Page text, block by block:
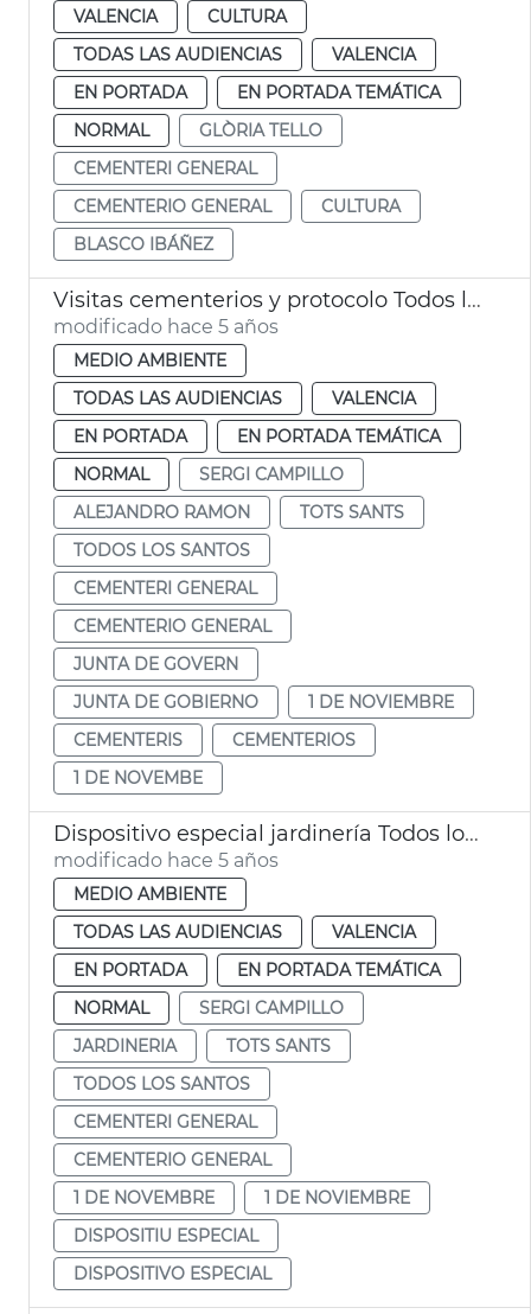
VALENCIA
CULTURA
TODAS LAS AUDIENCIAS
VALENCIA
EN PORTADA
EN PORTADA TEMÁTICA
NORMAL
GLÒRIA TELLO
CEMENTERI GENERAL
CEMENTERIO GENERAL
CULTURA
BLASCO IBÁÑEZ
Visitas cementerios y protocolo Todos los Santos
modificado hace 5 años
MEDIO AMBIENTE
TODAS LAS AUDIENCIAS
VALENCIA
EN PORTADA
EN PORTADA TEMÁTICA
NORMAL
SERGI CAMPILLO
ALEJANDRO RAMON
TOTS SANTS
TODOS LOS SANTOS
CEMENTERI GENERAL
CEMENTERIO GENERAL
JUNTA DE GOVERN
JUNTA DE GOBIERNO
1 DE NOVIEMBRE
CEMENTERIS
CEMENTERIOS
1 DE NOVEMBE
Dispositivo especial jardinería Todos los Santos
modificado hace 5 años
MEDIO AMBIENTE
TODAS LAS AUDIENCIAS
VALENCIA
EN PORTADA
EN PORTADA TEMÁTICA
NORMAL
SERGI CAMPILLO
JARDINERIA
TOTS SANTS
TODOS LOS SANTOS
CEMENTERI GENERAL
CEMENTERIO GENERAL
1 DE NOVEMBRE
1 DE NOVIEMBRE
DISPOSITIU ESPECIAL
DISPOSITIVO ESPECIAL